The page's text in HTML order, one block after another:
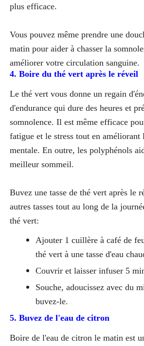
plus efficace.
Vous pouvez même prendre une
matin pour aider à chasser la
améliorer votre circulation sanguine.
4. Boire du thé vert après le réveil
Le thé vert vous donne un regain
d'endurance qui dure des heures et
somnolence. Il est même efficace
fatigue et le stress tout en améliorant
mentale. En outre, les polyphénols
meilleur sommeil.
Buvez une tasse de thé vert après le
autres tasses tout au long de la
thé vert:
Ajouter 1 cuillère à café de
thé vert à une tasse d'eau
Couvrir et laisser infuser 5
Souche, adoucissez avec du
buvez-le.
5. Buvez de l'eau de citron
Boire de l'eau de citron le matin est